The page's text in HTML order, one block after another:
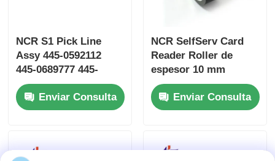
NCR S1 Pick Line
Assy 445-0592112
445-0689777 445-
0737514 Partes de
cajeros automáticos
Enviar Consulta
NCR SelfServ Card
Reader Roller de
espesor 10 mm
ATM818 ATM piezas
de repuesto
Enviar Consulta